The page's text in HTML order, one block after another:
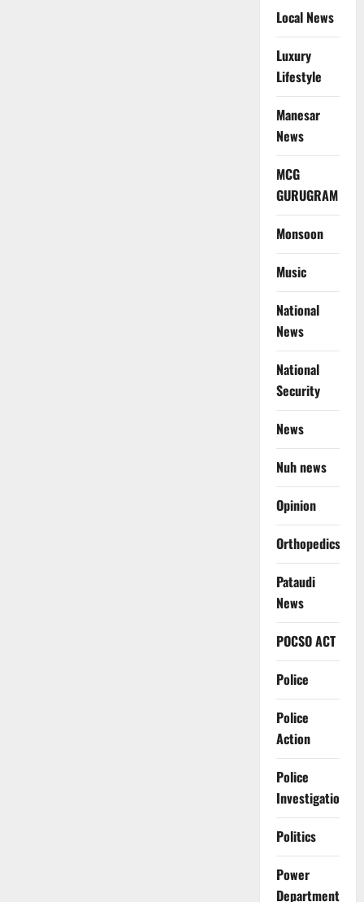
Local News
Luxury
Lifestyle
Manesar
News
MCG
GURUGRAM
Monsoon
Music
National
News
National
Security
News
Nuh news
Opinion
Orthopedics
Pataudi
News
POCSO ACT
Police
Police
Action
Police
Investigation
Politics
Power
Department